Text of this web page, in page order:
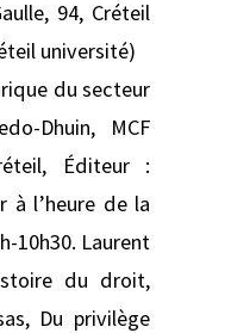
94, Créteil
université)
du secteur
Dhuin, MCF
Éditeur :
à l’heure de la
10h30. Laurent
du droit,
Du privilège